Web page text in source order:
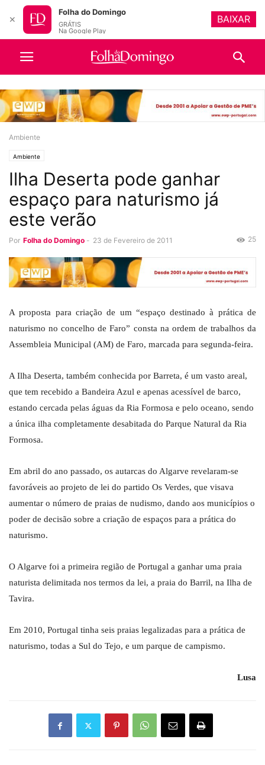
Ambiente
Ambiente
Ilha Deserta pode ganhar
espaço para naturismo já
este verão
Por Folha do Domingo - 23 de Fevereiro de 2011 25
A proposta para criação de um “espaço destinado à prática de
naturismo no concelho de Faro” consta na ordem de trabalhos da
Assembleia Municipal (AM) de Faro, marcada para segunda-feira.
A Ilha Deserta, também conhecida por Barreta, é um vasto areal,
que tem recebido a Bandeira Azul e apenas acessível de barco,
estando cercada pelas águas da Ria Formosa e pelo oceano, sendo
a única ilha completamente desabitada do Parque Natural da Ria
Formosa.
Em abril do ano passado, os autarcas do Algarve revelaram-se
favoráveis ao projeto de lei do partido Os Verdes, que visava
aumentar o número de praias de nudismo, dando aos municípios o
poder de decisão sobre a criação de espaços para a prática do
naturismo.
O Algarve foi a primeira região de Portugal a ganhar uma praia
naturista delimitada nos termos da lei, a praia do Barril, na Ilha de
Tavira.
Em 2010, Portugal tinha seis praias legalizadas para a prática de
naturismo, todas a Sul do Tejo, e um parque de campismo.
Lusa
✕
Folha do Domingo
GRÁTIS
Na Google Play
BAIXAR